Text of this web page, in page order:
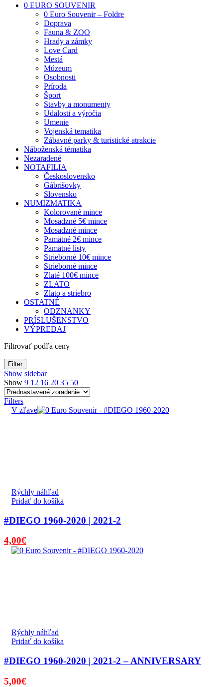
0 EURO SOUVENIR
0 Euro Souvenir – Foldre
Doprava
Fauna & ZOO
Hrady a zámky
Love Card
Mestá
Múzeum
Osobnosti
Príroda
Šport
Stavby a monumenty
Udalosti a výročia
Umenie
Vojenská tematika
Zábavné parky & turistické atrakcie
Náboženská tématika
Nezaradené
NOTAFILIA
Československo
Gábrišovky
Slovensko
NUMIZMATIKA
Kolorované mince
Mosadzné 5€ mince
Mosadzné mince
Pamätné 2€ mince
Pamätné listy
Strieborné 10€ mince
Strieborné mince
Zlaté 100€ mince
ZLATO
Zlato a striebro
OSTATNÉ
ODZNANKY
PRÍSLUŠENSTVO
VÝPREDAJ
Filtrovať podľa ceny
Filter
Show sidebar
Show 9 12 16 20 35 50
Filters
V zľave
Rýchly náhľad
Pridať do košíka
#DIEGO 1960-2020 | 2021-2
Pôvodná
cena
4,00€Aktuálna
cena
Rýchly náhľad
Pridať do košíka
#DIEGO 1960-2020 | 2021-2 – ANNIVERSARY
5,00€